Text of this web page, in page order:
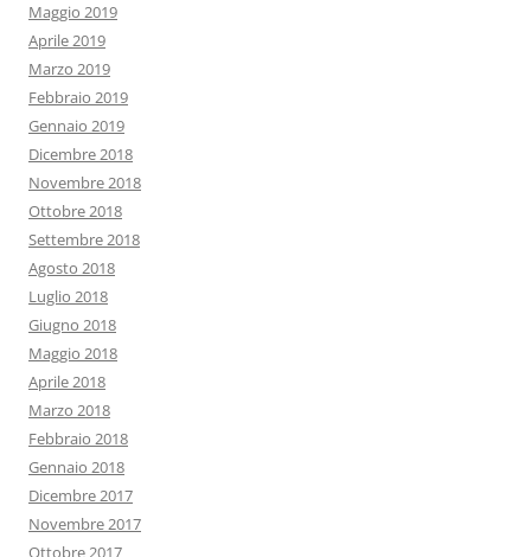
Maggio 2019
Aprile 2019
Marzo 2019
Febbraio 2019
Gennaio 2019
Dicembre 2018
Novembre 2018
Ottobre 2018
Settembre 2018
Agosto 2018
Luglio 2018
Giugno 2018
Maggio 2018
Aprile 2018
Marzo 2018
Febbraio 2018
Gennaio 2018
Dicembre 2017
Novembre 2017